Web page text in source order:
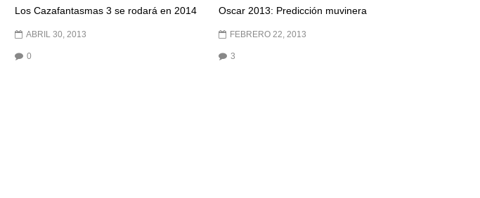
Los Cazafantasmas 3 se rodará en 2014
ABRIL 30, 2013
0
Oscar 2013: Predicción muvinera
FEBRERO 22, 2013
3